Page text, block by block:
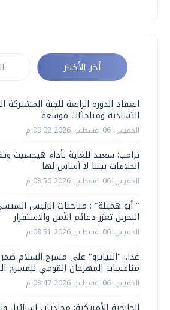
أخر الأخبار
انعقاد الدورة الرابعة للجنة المشتركة
التشادية ومباحثات موسعة
الخميس، 06 اغسطس 2026 09:02 م
ترامب: سعيد للغاية بأداء هيجسيث
الخلافات بيننا لا أساس لها
الخميس، 06 اغسطس 2026 08:56 م
" أبو هميلة" : مباحثات الرئيس
البحرين تعزز دعائم الأمن والاستقرار
الخميس، 06 اغسطس 2026 08:51 م
غدا.. "التياترو" على مسرح السلام
منافسات المهرجان القومي للمسرح
الخميس، 06 اغسطس 2026 08:47 م